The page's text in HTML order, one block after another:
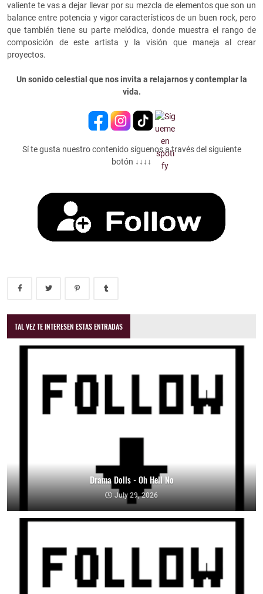
valiente te vas a dejar llevar por su mezcla de elementos que son un
balance entre potencia y vigor característicos de un buen rock, pero
que también tiene su parte melódica, donde muestra el rango de
composición de este artista y la visión que maneja al crear
proyectos.
Un sonido celestial que nos invita a relajarnos y contemplar la
vida.
Sí te gusta nuestro contenido síguenos a través del siguiente
botón ↓↓↓↓
TAL VEZ TE INTERESEN ESTAS ENTRADAS
Drama Dolls - Oh Hell No
July 29, 2026